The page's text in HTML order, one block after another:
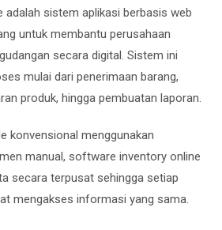
adalah sistem aplikasi berbasis web
untuk membantu perusahaan
secara digital. Sistem ini
mulai dari penerimaan barang,
produk, hingga pembuatan laporan.
konvensional menggunakan
manual, software inventory online
secara terpusat sehingga setiap
mengakses informasi yang sama.